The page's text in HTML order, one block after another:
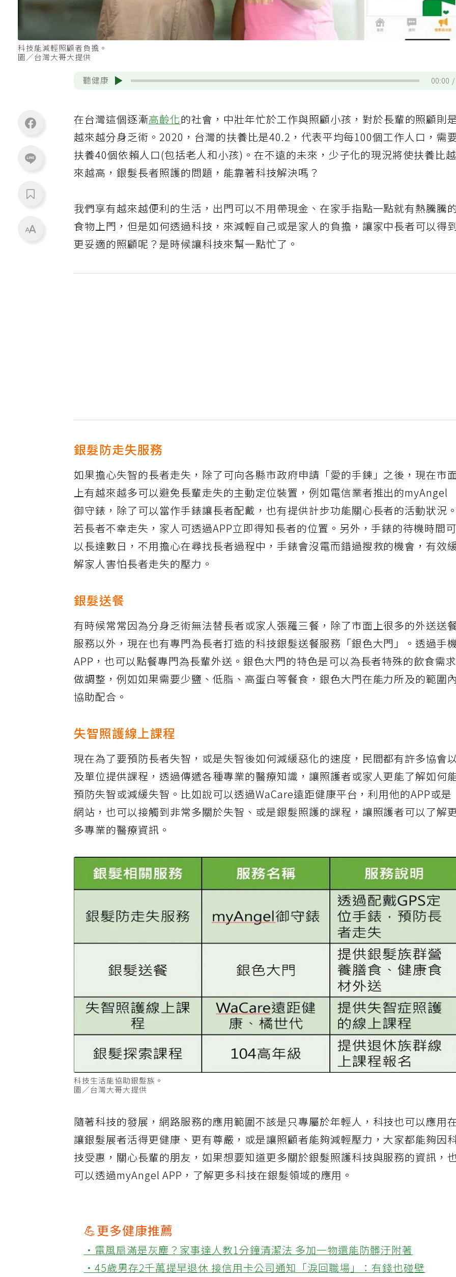
科技能減輕照顧者負擔。
圖／台灣大哥大提供
聽健康 00:00
在台灣這個逐漸高齡化的社會，中壯年忙於工作與照顧小孩，對於長輩的照顧則
越來越分身乏術。2020，台灣的扶養比是40.2，代表平均每100個工作人口，需
扶養40個依賴人口(包括老人和小孩)。在不遠的未來，少子化的現況將使扶養比越
來越高，銀髮長者照護的問題，能靠著科技解決嗎？
我們享有越來越便利的生活，出門可以不用帶現金、在家手指點一點就有熱騰騰
食物上門，但是如何透過科技，來減輕自己或是家人的負擔，讓家中長者可以得到
更妥適的照顧呢？是時候讓科技來幫一點忙了。
銀髮防走失服務
如果擔心失智的長者走失，除了可向各縣市政府申請「愛的手鍊」之後，現在市面
上有越來越多可以避免長輩走失的主動定位裝置，例如電信業者推出的myAngel
御守錶，除了可以當作手錶讓長者配戴，也有提供計步功能關心長者的活動狀況。
若長者不幸走失，家人可透過APP立即得知長者的位置。另外，手錶的待機時間可
以長達數日，不用擔心在尋找長者過程中，手錶會沒電而錯過搜救的機會，有效
解家人害怕長者走失的壓力。
銀髮送餐
有時候常常因為分身乏術無法替長者或家人張羅三餐，除了市面上很多的外送送
服務以外，現在也有專門為長者打造的科技銀髮送餐服務「銀色大門」。透過手
APP，也可以點餐專門為長輩外送。銀色大門的特色是可以為長者特殊的飲食需求
做調整，例如如果需要少鹽、低脂、高蛋白等餐食，銀色大門在能力所及的範圍內
協助配合。
失智照護線上課程
現在為了要預防長者失智，或是失智後如何減緩惡化的速度，民間都有許多協會
及單位提供課程，透過傳遞各種專業的醫療知識，讓照護者或家人更能了解如何
預防失智或減緩失智。比如說可以透過WaCare遠距健康平台，利用他的APP或是
網站，也可以接觸到非常多關於失智、或是銀髮照護的課程，讓照護者可以了解
多專業的醫療資訊。
科技生活能協助銀髮族。
隨著科技的發展，網路服務的應用範圍不該是只專屬於年輕人，科技也可以應用
讓銀髮展者活得更健康、更有尊嚴，或是讓照顧者能夠減輕壓力，大家都能夠因科
技受惠，關心長輩的朋友，如果想要知道更多關於銀髮照護科技與服務的資訊，
可以透過myAngel APP，了解更多科技在銀髮領域的應用。
💪更多健康推薦
‧電風扇滿是灰塵？家事達人教1分鐘清潔法 多加一物還能防髒汙附著